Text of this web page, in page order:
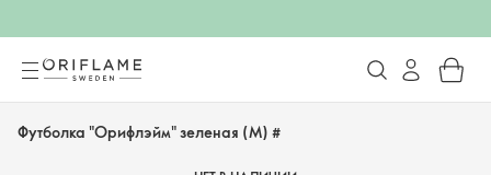
Футболка "Орифлэйм" зеленая (M) #